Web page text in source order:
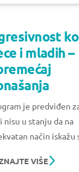
i mladih –
je predviđen
nisu u stanju da na
način iskažu
VIŠE